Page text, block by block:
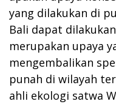
yang dilakukan di
Bali dapat
merupakan upaya
mengembalikan
punah di wilayah
ahli ekologi satwa